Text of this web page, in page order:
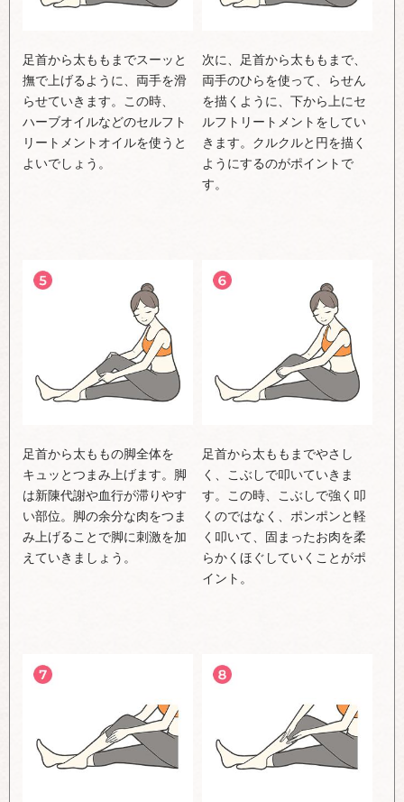
足首から太ももまでスーッと
撫で上げるように、両手を滑
らせていきます。この時、
ハーブオイルなどのセルフト
リートメントオイルを使うと
よいでしょう。
次に、足首から太ももまで、
両手のひらを使って、らせん
を描くように、下から上にセ
ルフトリートメントをしてい
きます。クルクルと円を描く
ようにするのがポイントで
す。
足首から太ももの脚全体を
キュッとつまみ上げます。脚
は新陳代謝や血行が滞りやす
い部位。脚の余分な肉をつま
み上げることで脚に刺激を加
えていきましょう。
足首から太ももまでやさし
く、こぶしで叩いていきま
す。この時、こぶしで強く叩
くのではなく、ポンポンと軽
く叩いて、固まったお肉を柔
らかくほぐしていくことがポ
イント。